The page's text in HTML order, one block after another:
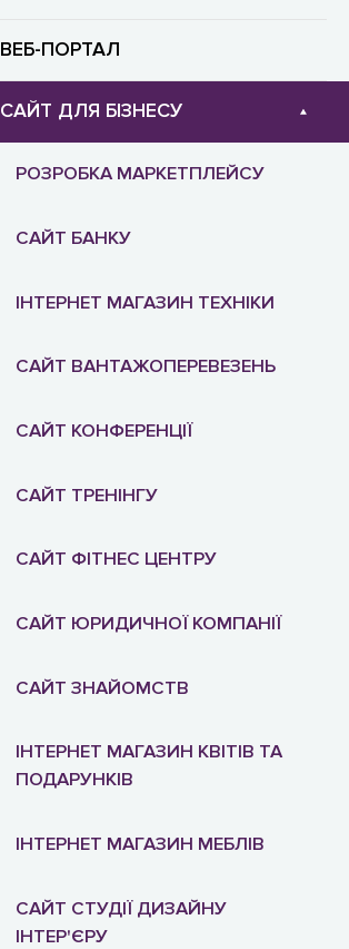
РОЗРОБКА НА OPENCART
РОЗРОБКА НА JOOMLA
ІНТЕРНЕТ-МАГАЗИН LARAVEL
ІНТЕРНЕТ-МАГАЗИН НА
OPENCART
ІНТЕРНЕТ-МАГАЗИН MODX
ІНТЕРНЕТ-МАГАЗИН НА DRUPAL
ІНТЕРНЕТ-МАГАЗИН JOOMLA
ІНТЕРНЕТ-МАГАЗИН НА
PRESTASHOP
ІНТЕРНЕТ-МАГАЗИН DJANGO
ВЕБ-ПОРТАЛ
САЙТ ДЛЯ БІЗНЕСУ
РОЗРОБКА МАРКЕТПЛЕЙСУ
САЙТ БАНКУ
ІНТЕРНЕТ МАГАЗИН ТЕХНІКИ
САЙТ ВАНТАЖОПЕРЕВЕЗЕНЬ
САЙТ КОНФЕРЕНЦІЇ
САЙТ ТРЕНІНГУ
САЙТ ФІТНЕС ЦЕНТРУ
САЙТ ЮРИДИЧНОЇ КОМПАНІЇ
САЙТ ЗНАЙОМСТВ
ІНТЕРНЕТ МАГАЗИН КВІТІВ ТА
ПОДАРУНКІВ
ІНТЕРНЕТ МАГАЗИН МЕБЛІВ
САЙТ СТУДІЇ ДИЗАЙНУ
ІНТЕР'ЄРУ